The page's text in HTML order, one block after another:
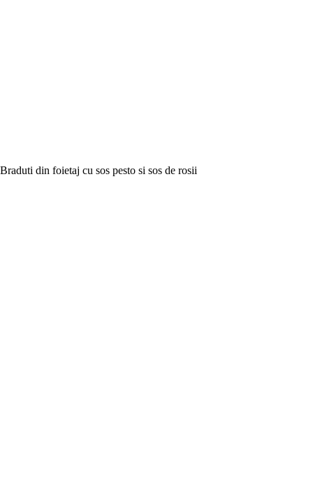
Braduti din foietaj cu sos pesto si sos de rosii